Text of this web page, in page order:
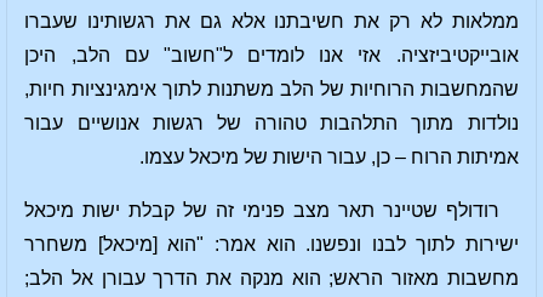
ממלאות לא רק את חשיבתנו אלא גם את רגשותינו שעברו
אובייקטיביזציה. אזי אנו לומדים ל"חשוב" עם הלב, היכן
שהמחשבות הרוחיות של הלב משתנות לתוך אימגינציות חיות,
נולדות מתוך התלהבות טהורה של רגשות אנושיים עבור
אמיתות הרוח – כן, עבור הישות של מיכאל עצמו.
רודולף שטיינר תאר מצב פנימי זה של קבלת ישות מיכאל
ישירות לתוך לבנו ונפשנו. הוא אמר: "הוא [מיכאל] משחרר
מחשבות מאזור הראש; הוא מנקה את הדרך עבורן אל הלב;